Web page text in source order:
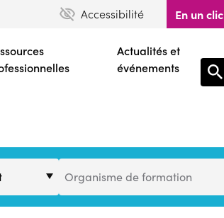
Accessibilité En un clic
Actualités et
événements
de
Organisme de formation